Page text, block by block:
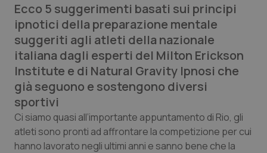
Studi e Analisi
Lettere al direttore
Edizioni Regionali
QS Pro
Professionisti Sanitari.AI
Ecco 5 suggerimenti basati sui principi
ipnotici della preparazione mentale
suggeriti agli atleti della nazionale
italiana dagli esperti del Milton Erickson
Institute e di Natural Gravity Ipnosi che
già seguono e sostengono diversi
sportivi
Ci siamo quasi all’importante appuntamento di Rio, gli
atleti sono pronti ad affrontare la competizione per cui
hanno lavorato negli ultimi anni e sanno bene che la